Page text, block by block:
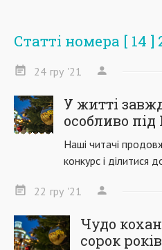
Статті номера [ 14 ]
24 гру '21
У житті
особливо
Наші читачі
конкурс і ділитися
22 гру '21
Чудо
сорок років